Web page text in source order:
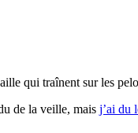
qui traînent sur les
de la veille, mais j’ai du